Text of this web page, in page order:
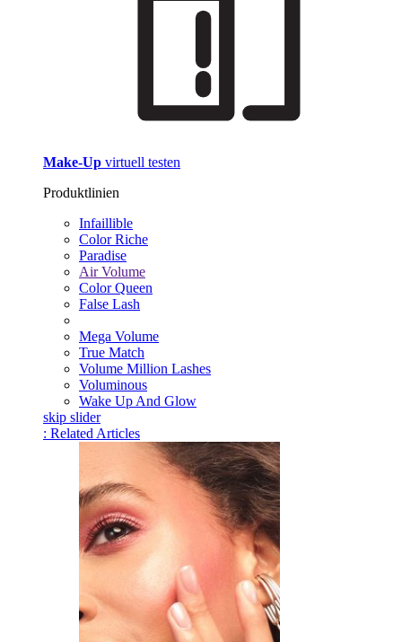
Make-Up virtuell testen
Produktlinien
Infaillible
Color Riche
Paradise
Air Volume
Color Queen
False Lash
Mega Volume
True Match
Volume Million Lashes
Voluminous
Wake Up And Glow
skip slider
: Related Articles